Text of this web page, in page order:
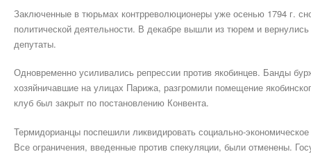
Заключенные в тюрьмах контрреволюционеры уже осенью 1794 г.
политической деятельности. В декабре вышли из тюрем и
депутаты.
Одновременно усиливались репрессии против якобинцев. Банды
хозяйничавшие на улицах Парижа, разгромили помещение
клуб был закрыт по постановлению Конвента.
Термидорианцы поспешили ликвидировать социально-экономическое
Все ограничения, введенные против спекуляции, были отменены.